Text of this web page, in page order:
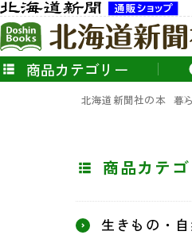
商品カテゴリー
北海道新聞社の本 暮
商品カテ
生きもの・